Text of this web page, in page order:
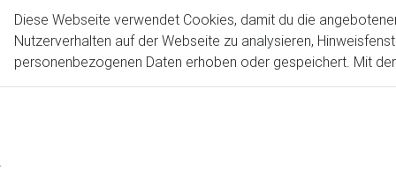
Singletrails maximal
nach
easy.
Diese Webseite verwendet Cookies, damit du die
Nutzerverhalten auf der Webseite zu analysieren,
personenbezogenen Daten erhoben oder gespeichert. Mit